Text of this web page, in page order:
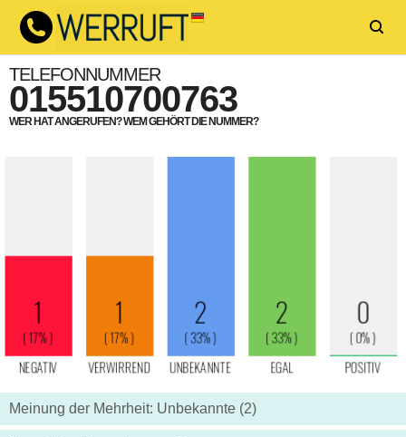
TELEFONNUMMER
015510700763
WER HAT ANGERUFEN? WEM GEHÖRT DIE NUMMER?
Meinung der Mehrheit: Unbekannte (2)